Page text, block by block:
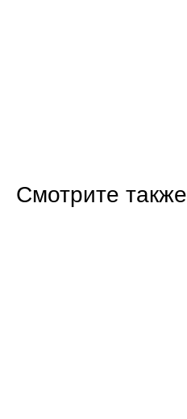
Смотрите также